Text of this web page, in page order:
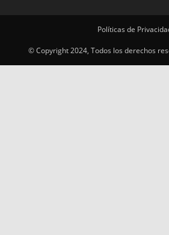
Políticas de
© Copyright 2024, Todos los derechos